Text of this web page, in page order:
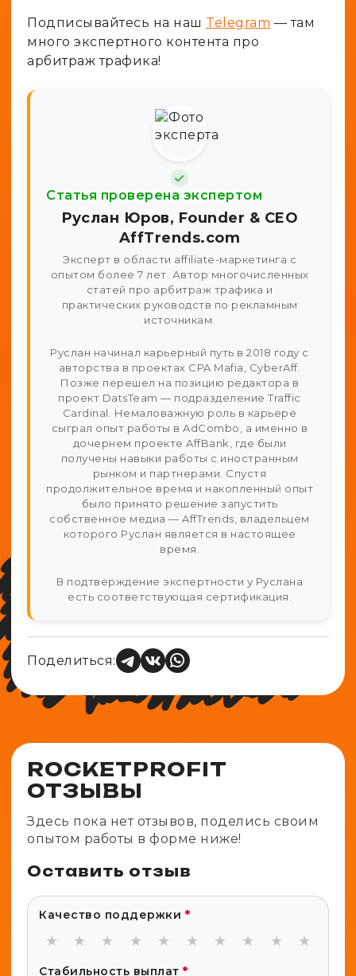
Подписывайтесь на наш Telegram — там
много экспертного контента про
арбитраж трафика!
Статья проверена экспертом
Руслан Юров, Founder & CEO
AffTrends.com
Эксперт в области affiliate-маркетинга с
опытом более 7 лет. Автор многочисленных
статей про арбитраж трафика и
практических руководств по рекламным
источникам.
Руслан начинал карьерный путь в 2018 году с
авторства в проектах CPA Mafia, CyberAff.
Позже перешел на позицию редактора в
проект DatsTeam — подразделение Traffic
Cardinal. Немаловажную роль в карьере
сыграл опыт работы в AdCombo, а именно в
дочернем проекте AffBank, где были
получены навыки работы с иностранным
рынком и партнерами. Спустя
продолжительное время и накопленный опыт
было принято решение запустить
собственное медиа — AffTrends, владельцем
которого Руслан является в настоящее
время.
В подтверждение экспертности у Руслана
есть соответствующая сертификация.
Поделиться:
ROCKETPROFIT
ОТЗЫВЫ
Здесь пока нет отзывов, поделись своим
опытом работы в форме ниже!
Оставить отзыв
Качество поддержки *
★ ★ ★ ★ ★ ★ ★ ★ ★ ★
Стабильность выплат *